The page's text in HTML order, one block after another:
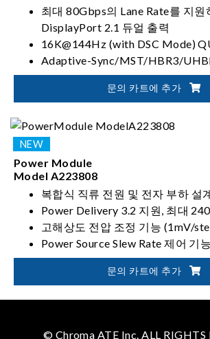
최대 80Gbps의 Lane Rate를 지원
DisplayPort 2.1 듀얼 출력
16K@144Hz (with DSC Mode)
Adaptive-Sync/MST/HBR3/
Replay/LTTPR 테스트 모드 지원
HDR10/HLG/HDR10+ 이미지 테
문의 카트에 추가
Power Module
Model A223808
복합식 직류 전원 및 전자 부하 설
Power Delivery 3.2 지원, 최대
고해상도 전압 조정 기능 (1mV/
Power Source Slew Rate 제어 기능
문의 카트에 추가
© Chroma ATE Inc. ALL RIGHTS